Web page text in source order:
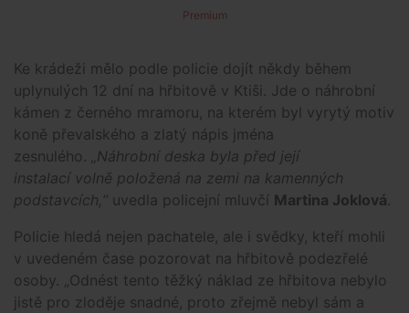
Premium
Ke krádeži mělo podle policie dojít někdy během
uplynulých 12 dní na hřbitově v Ktiši. Jde o náhrobní
kámen z černého mramoru, na kterém byl vyrytý motiv
koně převalského a zlatý nápis jména
zesnulého. „Náhrobní deska byla před její
instalací volně položená na zemi na kamenných
podstavcích,“ uvedla policejní mluvčí Martina Joklová.
Policie hledá nejen pachatele, ale i svědky, kteří mohli
v uvedeném čase pozorovat na hřbitově podezřelé
osoby. „Odnést tento těžký náklad ze hřbitova nebylo
jistě pro zloděje snadné, proto zřejmě nebyl sám a